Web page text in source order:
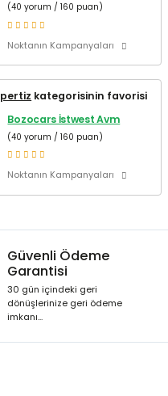
(40 yorum / 160 puan)
Noktanın Kampanyaları
kategorisinin favorisi
Bozocars İstwest Avm
(40 yorum / 160 puan)
Noktanın Kampanyaları
Güvenli Ödeme
Garantisi
30 gün içindeki geri
dönüşlerinize geri ödeme
imkanı...